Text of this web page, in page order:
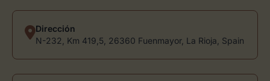
Dirección
N-232, Km 419,5, 26360 Fuenmayor, La Rioja, Spain